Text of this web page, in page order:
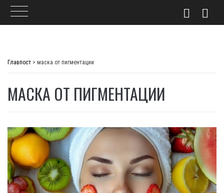
Главпост > маска от пигментации
МАСКА ОТ ПИГМЕНТАЦИИ